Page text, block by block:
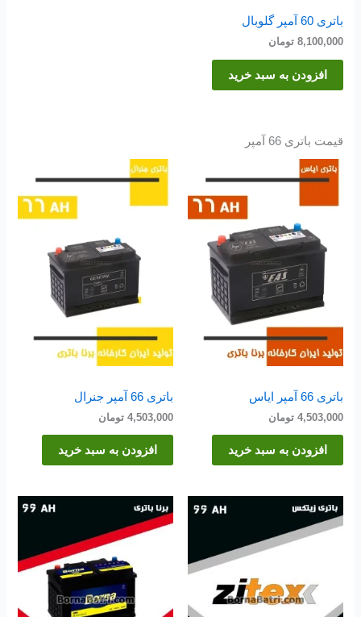
باتری 60 آمپر گلوبال
8,100,000 تومان
افزودن به سبد خرید
قیمت باتری 66 آمپر
باتری 66 آمپر ایاس
4,503,000 تومان
افزودن به سبد خرید
باتری 66 آمپر جنرال
4,503,000 تومان
افزودن به سبد خرید